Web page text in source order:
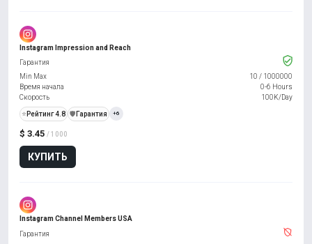
Instagram Impression and Reach
$ 3.45 / 1000
КУПИТЬ
Гарантия
Min Max
10 / 1000000
Время начала
0-6 Hours
Скорость
100K/Day
⭐ Рейтинг 4.8 ️🛡️ Гарантия +6
Instagram Channel Members USA
Гарантия